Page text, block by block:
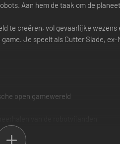
Aan hem de taak om de
te creëren, vol gevaarlijke
Je speelt als Cutter Slade,
open gamewereld